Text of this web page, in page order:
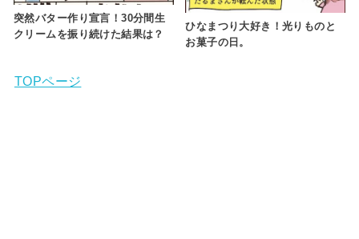
突然バター作り宣言！30分間生
クリームを振り続けた結果は？
ひなまつり大好き！光りものと
お菓子の日。
TOPページ